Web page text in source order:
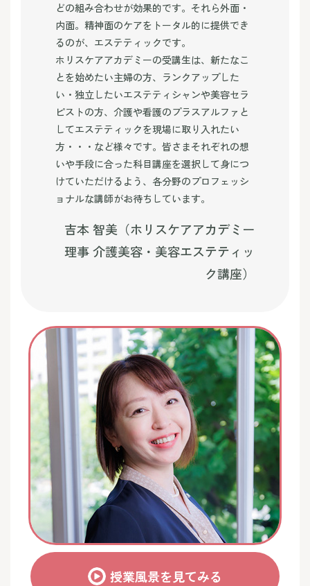
どの組み合わせが効果的です。それら外面・
内面。精神面のケアをトータル的に提供でき
るのが、エステティックです。
ホリスケアアカデミーの受講生は、新たなこ
とを始めたい主婦の方、ランクアップした
い・独立したいエステティシャンや美容セラ
ピストの方、介護や看護のプラスアルファと
してエステティックを現場に取り入れたい
方・・・など様々です。皆さまそれぞれの想
いや手段に合った科目講座を選択して身につ
けていただけるよう、各分野のプロフェッシ
ョナルな講師がお待ちしています。
吉本 智美（ホリスケアアカデミー
理事 介護美容・美容エステティッ
ク講座）
授業風景を見てみる